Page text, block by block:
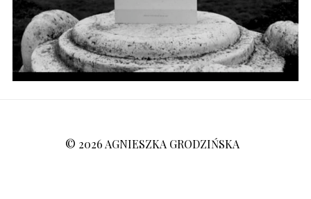
© 2026 AGNIESZKA GRODZIŃSKA